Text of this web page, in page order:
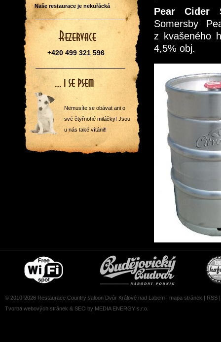
Pear Cider
Somersby
z kvašeného
4,5% obj.
Naše restaurace je nekuřácká
+420 499 321 596
Nemusíte se obávat ani o
své čtyřnohé miláčky! Jsou
u nás také vítáni!!
© 2010-2026 Restaurace Country saloon Dvůr Králové nad Labem | mapa stránek | RSS
Tvorba webových stránek & SEO by MEDIA ENERGY s.r.o.